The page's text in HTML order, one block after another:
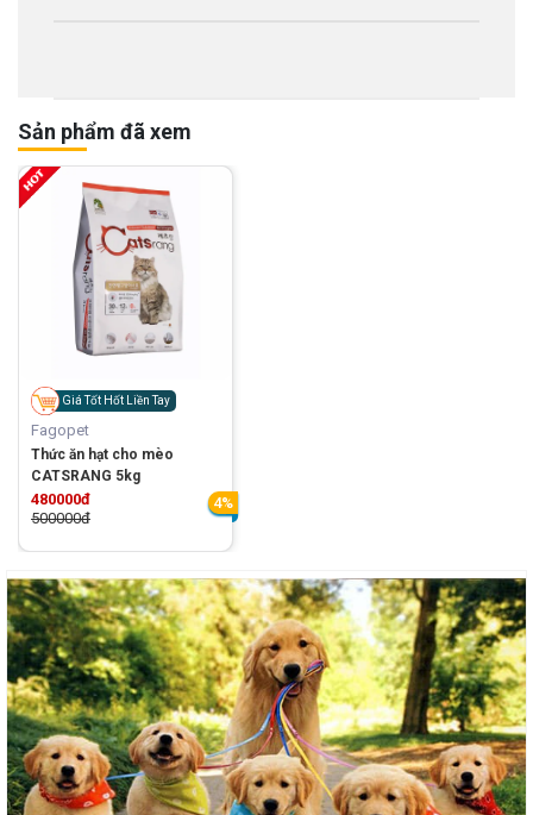
Sản phẩm đã xem
Giá Tốt Hốt Liền Tay
Fagopet
Thức ăn hạt cho mèo
CATSRANG 5kg
480000đ
500000đ
4%